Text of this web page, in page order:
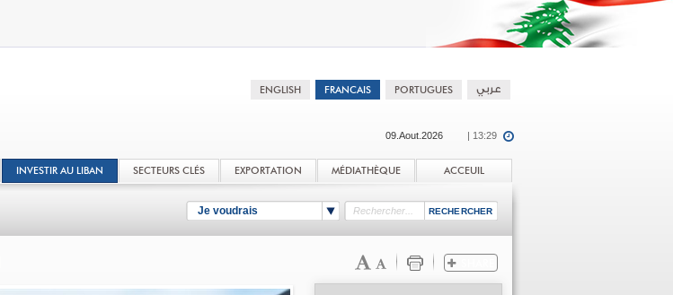
09.Aout.2026 | 13:29
INVESTIR AU LIBAN SECTEURS CLÉS EXPORTATION MÉDIATHÈQUE ACCEUIL
Je voudrais